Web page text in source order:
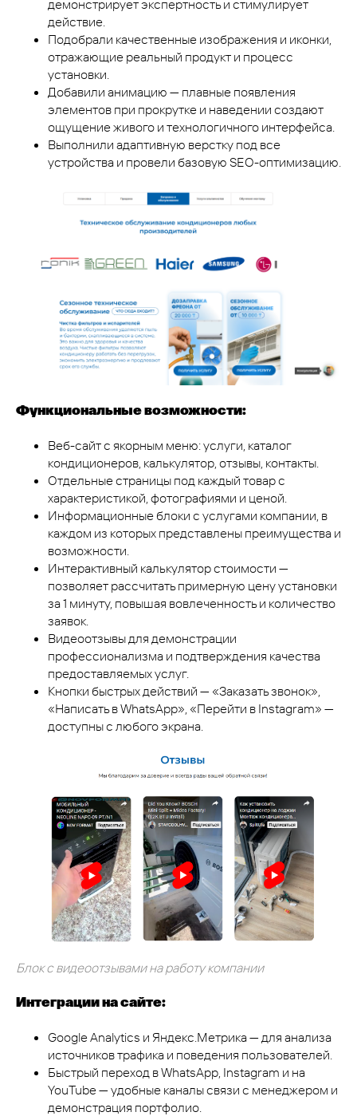
демонстрирует экспертность и стимулирует
действие.
Подобрали качественные изображения и иконки,
отражающие реальный продукт и процесс
установки.
Добавили анимацию — плавные появления
элементов при прокрутке и наведении создают
ощущение живого и технологичного интерфейса.
Выполнили адаптивную верстку под все
устройства и провели базовую SEO-оптимизацию.
Функциональные возможности:
Веб-сайт с якорным меню: услуги, каталог
кондиционеров, калькулятор, отзывы, контакты.
Отдельные страницы под каждый товар с
характеристикой, фотографиями и ценой.
Информационные блоки с услугами компании, в
каждом из которых представлены преимущества и
возможности.
Интерактивный калькулятор стоимости —
позволяет рассчитать примерную цену установки
за 1 минуту, повышая вовлеченность и количество
заявок.
Видеоотзывы для демонстрации
профессионализма и подтверждения качества
предоставляемых услуг.
Кнопки быстрых действий — «Заказать звонок»,
«Написать в WhatsApp», «Перейти в Instagram» —
доступны с любого экрана.
Блок с видеоотзывами на работу компании
Интеграции на сайте:
Google Analytics и Яндекс.Метрика — для анализа
источников трафика и поведения пользователей.
Быстрый переход в WhatsApp, Instagram и на
YouTube — удобные каналы связи с менеджером и
демонстрация портфолио.